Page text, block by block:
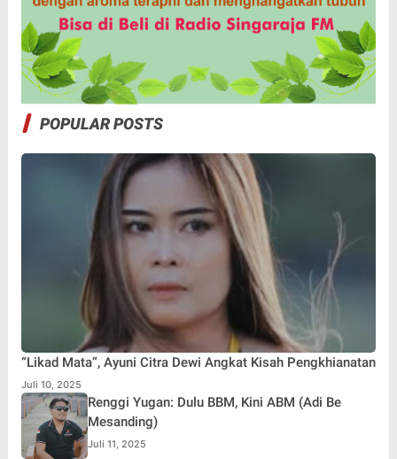
POPULAR POSTS
“Likad Mata”, Ayuni Citra Dewi Angkat Kisah Pengkhianatan
Juli 10, 2025
Renggi Yugan: Dulu BBM, Kini ABM (Adi Be
Mesanding)
Juli 11, 2025